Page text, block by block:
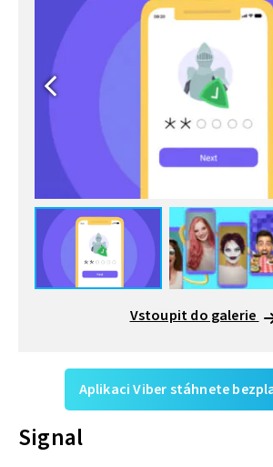
Vstoupit do galerie
Aplikaci Viber stáhnete
Signal